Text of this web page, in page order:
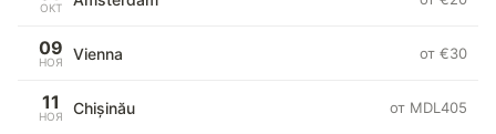
ОКТ
09
НОЯ Vienna от €30
11
НОЯ Chișinău от MDL405